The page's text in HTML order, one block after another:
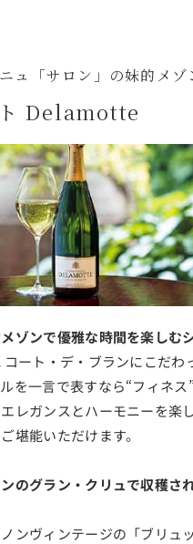
ュ「サロン」の妹的メゾ
Delamotte
メゾンで優雅な時間を楽しむ
ート・デ・ブランにこだ
を一言で表すなら“フィネ
レガンスとハーモニーを楽
堪能いただけます。
のグラン・クリュで収穫さ
ンヴィンテージの「ブリュ